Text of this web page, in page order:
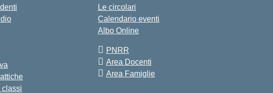
classi
Le circolari
Calendario eventi
Albo Online
PNRR
Area Docenti
Area Famiglie